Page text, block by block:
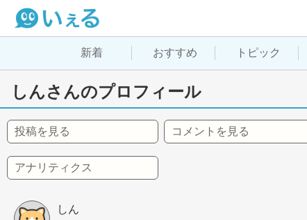
新着 おすすめ トピック
しんさんのプロフィール
投稿を見る コメントを見る
アナリティクス
しん